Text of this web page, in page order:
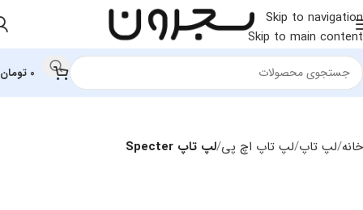
Skip to navigation
Skip to main content
0 تومان
خانه لپ تاپ لپ تاپ اچ‌ پی لپ تاپ Specter